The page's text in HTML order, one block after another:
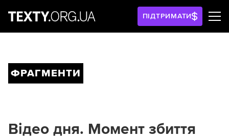
ПІДТРИМАТИ
ФРАГМЕНТИ
Відео дня. Момент збиття